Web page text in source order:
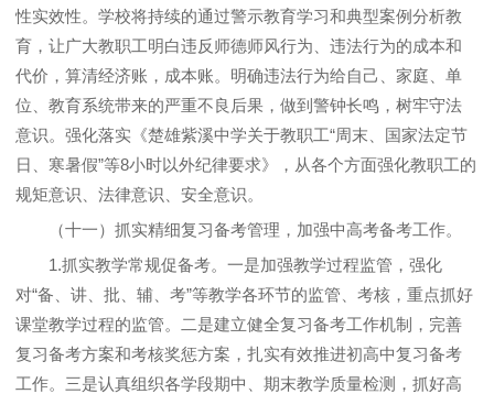
性实效性。学校将持续的通过警示教育学习和典型案例分析教
育，让广大教职工明白违反师德师风行为、违法行为的成本和
代价，算清经济账，成本账。明确违法行为给自己、家庭、单
位、教育系统带来的严重不良后果，做到警钟长鸣，树牢守法
意识。强化落实《楚雄紫溪中学关于教职工“周末、国家法定节
日、寒暑假”等8小时以外纪律要求》，从各个方面强化教职工的
规矩意识、法律意识、安全意识。
（十一）抓实精细复习备考管理，加强中高考备考工作。
1.抓实教学常规促备考。一是加强教学过程监管，强化
对“备、讲、批、辅、考”等教学各环节的监管、考核，重点抓好
课堂教学过程的监管。二是建立健全复习备考工作机制，完善
复习备考方案和考核奖惩方案，扎实有效推进初高中复习备考
工作。三是认真组织各学段期中、期末教学质量检测，抓好高